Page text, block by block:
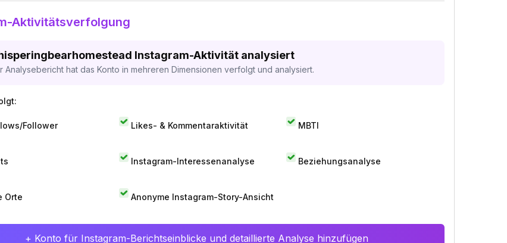
Aktivitätsverfolgung
Instagram-Aktivität analysiert
Analysebericht hat das Konto in mehreren Dimensionen verfolgt und analysiert.
Follower Likes- & Kommentaraktivität MBTI
Instagram-Interessenanalyse Beziehungsanalyse
Orte Anonyme Instagram-Story-Ansicht
+ Konto für Instagram-Berichtseinblicke und detaillierte Analyse hinzufügen